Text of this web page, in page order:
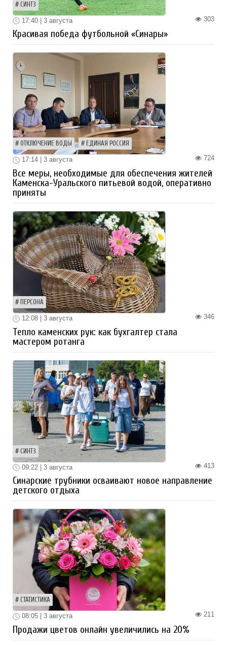
СИНТЗ
303
17:40 | 3 августа
Красивая победа футбольной «Синары»
ОТКЛЮЧЕНИЕ ВОДЫ ЕДИНАЯ РОССИЯ
724
17:14 | 3 августа
Все меры, необходимые для обеспечения жителей
Каменска-Уральского питьевой водой, оперативно
приняты
ПЕРСОНА
346
12:08 | 3 августа
Тепло каменских рук: как бухгалтер стала
мастером ротанга
СИНТЗ
413
09:22 | 3 августа
Синарские трубники осваивают новое направление
детского отдыха
СТАТИСТИКА
211
08:05 | 3 августа
Продажи цветов онлайн увеличились на 20%